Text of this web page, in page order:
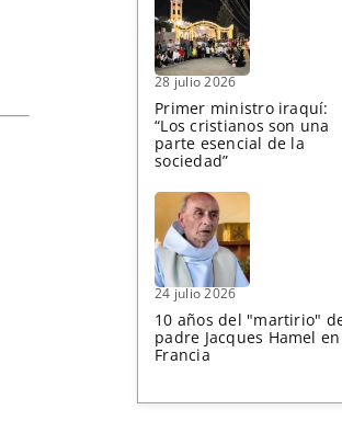
28 julio 2026
Primer ministro iraquí:
“Los cristianos son una
parte esencial de la
sociedad”
24 julio 2026
10 años del "martirio"
padre Jacques Hamel en
Francia